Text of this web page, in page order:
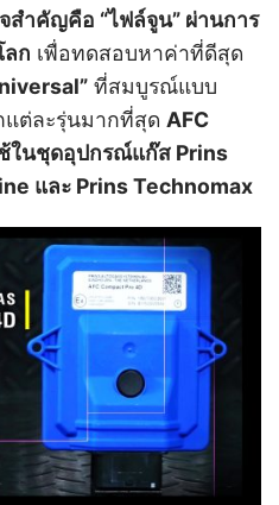
สำคัญคือ “ไฟล์จูน” ผ่านการ
ก เพื่อทดสอบหาค่าที่ดีสุด
ที่สมบูรณ์แบบ
แต่ละรุ่นมากที่สุด AFC
ช้ในชุดอุปกรณ์แก๊ส Prins
และ Prins Technomax